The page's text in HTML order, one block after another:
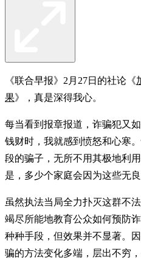
《联合早报》2月27日的社论《
果》，真是深得我心。
每当看到报章报道，诈骗犯又
钱财时，我就感到愤怒和心寒
段的骗子，无所不用其极地利
是，多少个家庭会因为这些无
虽然执法当局全力扑灭这群不
竭尽所能地教育公众如何预防
种种手段，但效果并不显著。
骗的方法变化多端，层出不穷，